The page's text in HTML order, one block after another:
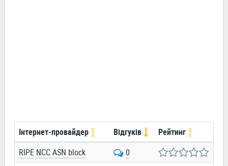
Інтернет-провайдер Відгуків
Рейтинг
RIPE NCC ASN block
0